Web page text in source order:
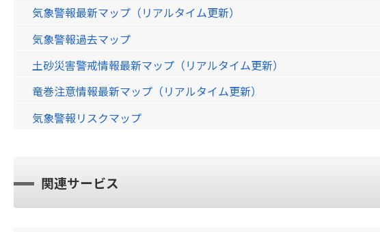
気象警報最新マップ（リアルタイム更新）
気象警報過去マップ
土砂災害警戒情報最新マップ（リアルタイム更新）
竜巻注意情報最新マップ（リアルタイム更新）
気象警報リスクマップ
関連サービス